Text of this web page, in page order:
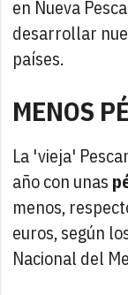
en Nueva
desarrollar
países.
MENOS
La 'vieja'
año con unas
menos,
euros, según
Nacional del